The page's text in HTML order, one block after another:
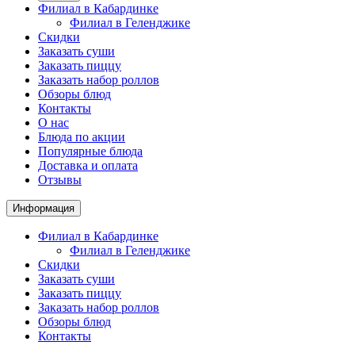
Филиал в Кабардинке
Филиал в Геленджике
Скидки
Заказать суши
Заказать пиццу
Заказать набор роллов
Обзоры блюд
Контакты
О нас
Блюда по акции
Популярные блюда
Доставка и оплата
Отзывы
Информация
Филиал в Кабардинке
Филиал в Геленджике
Скидки
Заказать суши
Заказать пиццу
Заказать набор роллов
Обзоры блюд
Контакты